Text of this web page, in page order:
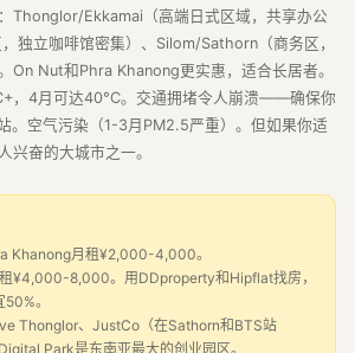
Thonglor/Ekkamai（高端日式区域，共享办公
独立咖啡馆密集）、Silom/Sathorn（商务区，
On Nut和Phra Khanong更实惠，适合长居者。
，4月可达40°C。交通拥堵令人崩溃——确保你
。空气污染（1-3月PM2.5严重）。但如果你适
兴奋的大城市之一。
Khanong月租¥2,000-4,000。
¥4,000-8,000。用DDproperty和Hipflat找房，
。
Thonglor、JustCo（在Sathorn和BTS站
Park是东南亚最大的创业园区。